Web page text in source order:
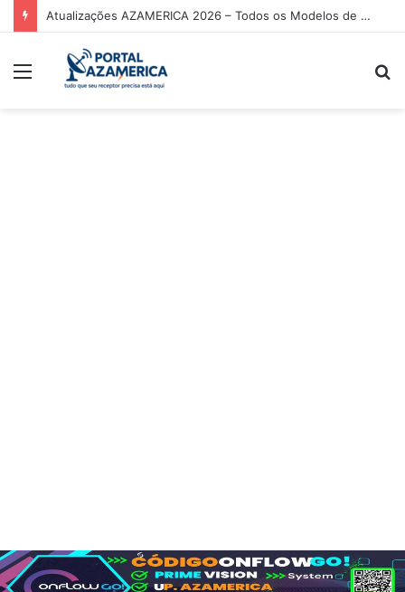
Atualizações AZAMERICA 2026 – Todos os Modelos de Receptores AZAMERICA